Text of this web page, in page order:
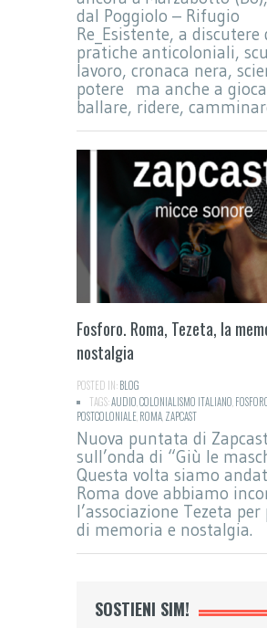
dal Poggiolo – Rifugio
Re_Esistente, a discutere
pratiche anticoloniali,
lavoro, cronaca nera,
potere ma anche a
ballare, ridere,
Fosforo. Roma, Tezeta, la
nostalgia
POSTED IN:BLOG
TAGS:AUDIO COLONIALISMO ITALIANO
POSTCOLONIALE ROMA ZAPCAST
Nuova puntata di Zapcast
sull’onda di “Giù le
Questa volta siamo
Roma dove abbiamo
l’associazione Tezeta
di memoria e nostalgia.
SOSTIENI SIM!